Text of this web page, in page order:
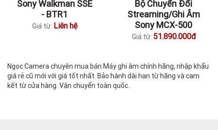
Sony Walkman SSE
- BTR1
Giá từ: Liên hệ
Bộ Chuyển Đổi
Streaming/Ghi Âm
Sony MCX-500
Giá từ: 51.890.000đ
Ngọc Camera chuyên mua bán Máy ghi âm chính hãng, nhập khẩu
giá rẻ cũ mới với giá tốt nhất. Bảo hành dài hạn từ hãng và cam
kết từ cửa hàng. Vận chuyển toàn quốc.